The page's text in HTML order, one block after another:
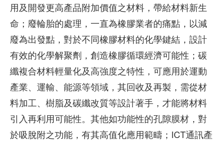
用及開發更高產品附加價值之材料，帶給材料新生
命；廢輪胎的處理，一直為橡膠業者的痛點，以減
廢為出發點，對於不同橡膠材料的化學鍵結，設計
有效的化學解聚劑，創造橡膠循環經濟可能性；碳
纖複合材料輕量化及高強度之特性，可應用於運動
產業、運輸、能源等領域，其回收及再製，需從材
料加工、樹脂及碳纖改質等設計著手，才能將材料
引入再利用可能性。其他如功能性的孔隙膜材，對
於吸脫附之功能，有其高值化應用範疇；ICT通訊產